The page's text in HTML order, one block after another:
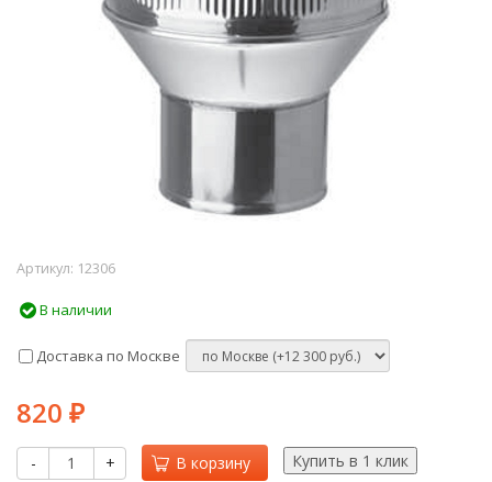
Артикул: 12306
В наличии
Доставка по Москве
820 ₽
- + В корзину